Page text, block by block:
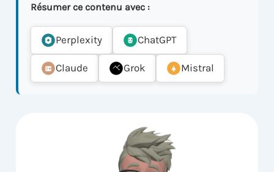
Résumer ce contenu avec :
Perplexity ChatGPT
Claude Grok Mistral